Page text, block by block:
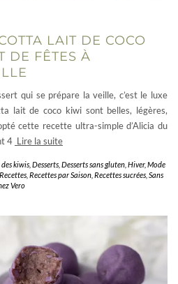
LAIT DE COCO
DE FÊTES À
qui se prépare la veille, c’est le luxe
lait de coco kiwi sont belles, légères,
cette recette ultra-simple d’Alicia du
4 Lire la suite
des kiwis Desserts Desserts sans gluten Hiver, Mode
Recettes Recettes par Saison Recettes sucrées Sans
Vero